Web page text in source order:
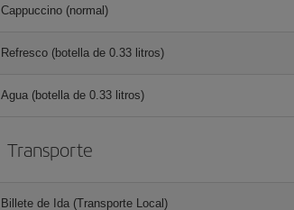
Cappuccino (normal)
Refresco (botella de 0.33 litros)
Agua (botella de 0.33 litros)
Transporte
Billete de Ida (Transporte Local)